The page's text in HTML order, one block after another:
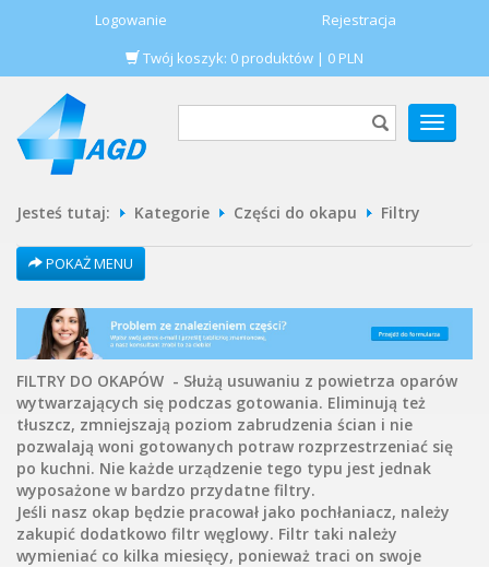
Logowanie
Rejestracja
Twój koszyk: 0 produktów | 0 PLN
POKAŻ
MENU
Jesteś tutaj: Kategorie Części do okapu Filtry
POKAŻ MENU
FILTRY DO OKAPÓW - Służą usuwaniu z powietrza oparów
wytwarzających się podczas gotowania. Eliminują też
tłuszcz, zmniejszają poziom zabrudzenia ścian i nie
pozwalają woni gotowanych potraw rozprzestrzeniać się
po kuchni. Nie każde urządzenie tego typu jest jednak
wyposażone w bardzo przydatne filtry.
Jeśli nasz okap będzie pracował jako pochłaniacz, należy
zakupić dodatkowo filtr węglowy. Filtr taki należy
wymieniać co kilka miesięcy, ponieważ traci on swoje